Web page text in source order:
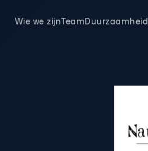
Wie we zijnTeamDuurzaamheid